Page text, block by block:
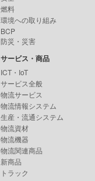
燃料
環境への取り組み
BCP
防災・災害
サービス・商品
ICT・IoT
サービス全般
物流サービス
物流情報システム
生産・流通システム
物流資材
物流機器
物流関連商品
新商品
トラック